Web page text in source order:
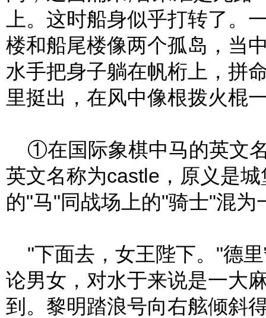
上。这时船身似乎打转了。
楼和船尾楼像两个孤岛，当
水手把身子躺在帆桁上，拼
里挺出，在风中像根拨火棍
①在国际象棋中马的英文
英文名称为castle，原义是
的"马"同战场上的"骑士"混为
"下面去，女王陛下。"德
论男女，对水于来说是一大
到。黎明踏浪号向右舷倾斜